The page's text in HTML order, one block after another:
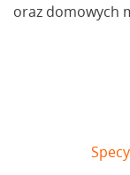
oraz domowych